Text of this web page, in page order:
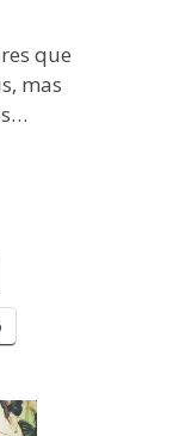
que
mas